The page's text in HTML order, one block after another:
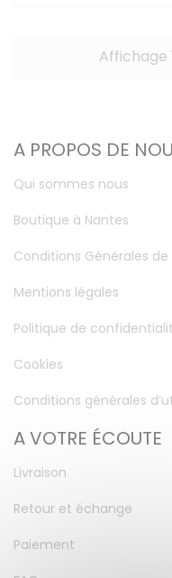
Affichage
A PROPOS DE
Qui sommes nous
Boutique à Nantes
Conditions Générales
Mentions légales
Politique de
Cookies
Conditions générales
A VOTRE ÉCOUTE
Livraison
Retour et échange
Paiement